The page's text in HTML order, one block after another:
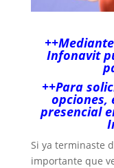
Infonavit
++Para
opciones,
presencial
Si ya terminaste
importante que